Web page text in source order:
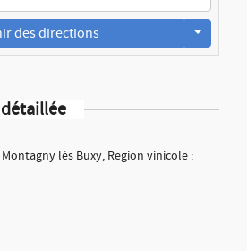
des directions
lès Buxy, Region vinicole :